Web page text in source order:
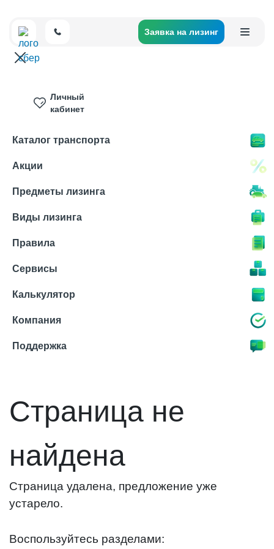
Заявка на лизинг
Личный
кабинет
Каталог транспорта
Акции
Предметы лизинга
Виды лизинга
Правила
Сервисы
Калькулятор
Компания
Поддержка
Страница не
найдена
Страница удалена, предложение уже
устарело.
Воспользуйтесь разделами: